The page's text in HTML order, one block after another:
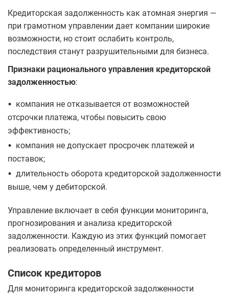
Кредиторская задолженность как атомная энергия —
при грамотном управлении дает компании широкие
возможности, но стоит ослабить контроль,
последствия станут разрушительными для бизнеса.
Признаки рационального управления кредиторской
задолженностью:
• компания не отказывается от возможностей
отсрочки платежа, чтобы повысить свою
эффективность;
• компания не допускает просрочек платежей и
поставок;
• длительность оборота кредиторской задолженности
выше, чем у дебиторской.
Управление включает в себя функции мониторинга,
прогнозирования и анализа кредиторской
задолженности. Каждую из этих функций помогает
реализовать определенный инструмент.
Список кредиторов
Для мониторинга кредиторской задолженности